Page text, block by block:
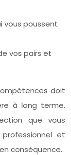
vous poussent
vos pairs et
doit
à long terme.
que vous
et
conséquence.